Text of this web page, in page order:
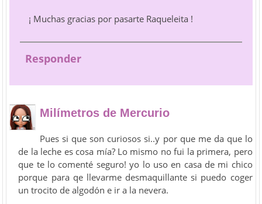
¡ Muchas gracias por pasarte Raqueleita !
Responder
Milímetros de Mercurio
Pues si que son curiosos si..y por que me da que lo
de la leche es cosa mía? Lo mismo no fui la primera, pero
que te lo comenté seguro! yo lo uso en casa de mi chico
porque para qe llevarme desmaquillante si puedo coger
un trocito de algodón e ir a la nevera.